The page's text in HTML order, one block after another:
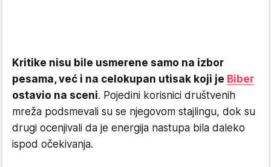
Kritike nisu bile usmerene samo na izbor
pesama, već i na celokupan utisak koji je Biber
ostavio na sceni. Pojedini korisnici društvenih
mreža podsmevali su se njegovom stajlingu, dok su
drugi ocenjivali da je energija nastupa bila daleko
ispod očekivanja.